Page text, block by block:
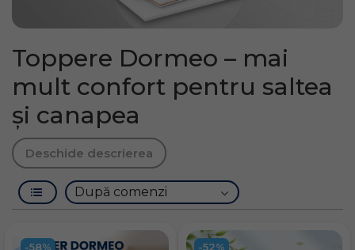
Toppere Dormeo – mai
mult confort pentru saltea
și canapea
Deschide descrierea
-58% -52%